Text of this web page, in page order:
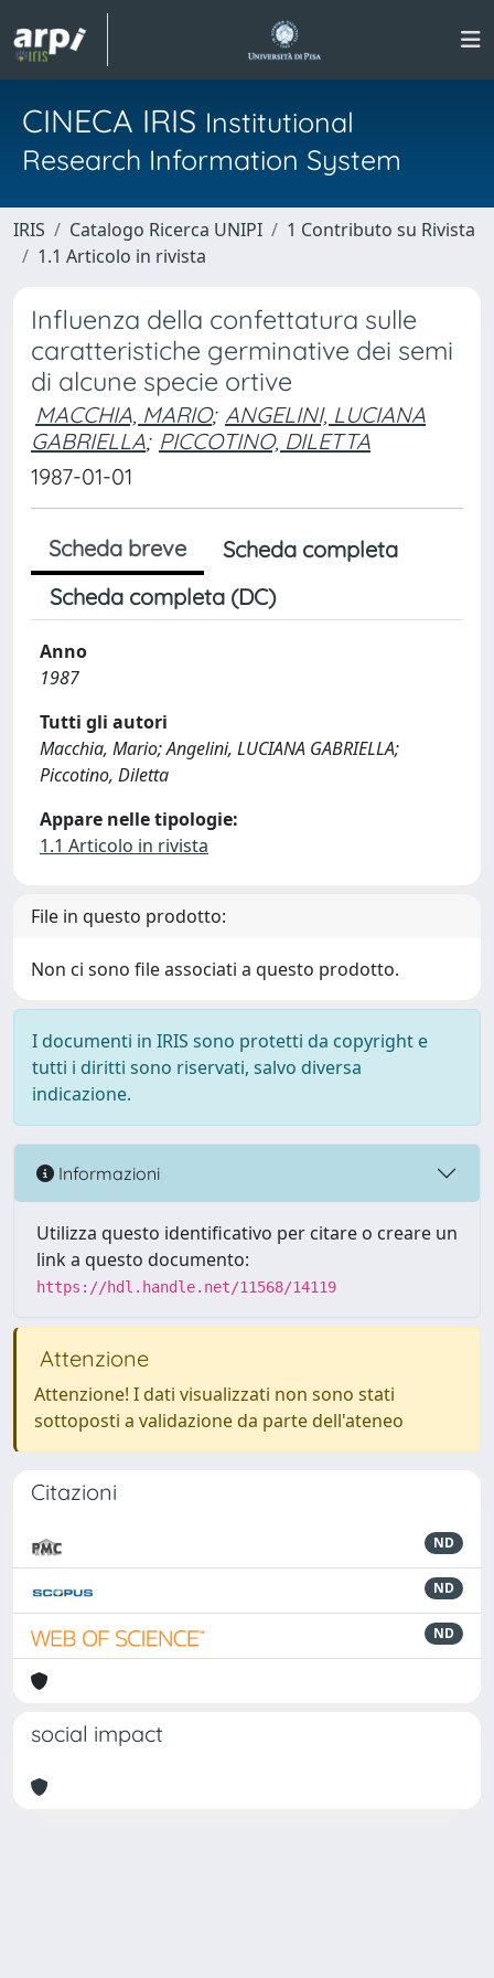
CINECA IRIS Institutional
Research Information System
IRIS Catalogo Ricerca UNIPI
1 Contributo su Rivista
1.1 Articolo in rivista
Influenza della confettatura sulle
caratteristiche germinative dei semi
di alcune specie ortive
MACCHIA, MARIO; ANGELINI, LUCIANA
GABRIELLA; PICCOTINO, DILETTA
1987-01-01
Scheda breve
Scheda completa
Scheda completa (DC)
Anno
1987
Tutti gli autori
Macchia, Mario; Angelini, LUCIANA GABRIELLA;
Piccotino, Diletta
Appare nelle tipologie:
1.1 Articolo in rivista
File in questo prodotto:
Non ci sono file associati a questo prodotto.
I documenti in IRIS sono protetti da copyright e
tutti i diritti sono riservati, salvo diversa
indicazione.
Informazioni
Utilizza questo identificativo per citare o creare un
link a questo documento:
https://hdl.handle.net/11568/14119
Attenzione
Attenzione! I dati visualizzati non sono stati
sottoposti a validazione da parte dell'ateneo
Citazioni
ND
ND
ND
social impact